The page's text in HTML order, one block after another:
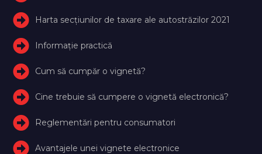
Harta secțiunilor de taxare ale autostrăzilor 2021
Informație practică
Cum să cumpăr o vignetă?
Cine trebuie să cumpere o vignetă electronică?
Reglementări pentru consumatori
Avantajele unei vignete electronice